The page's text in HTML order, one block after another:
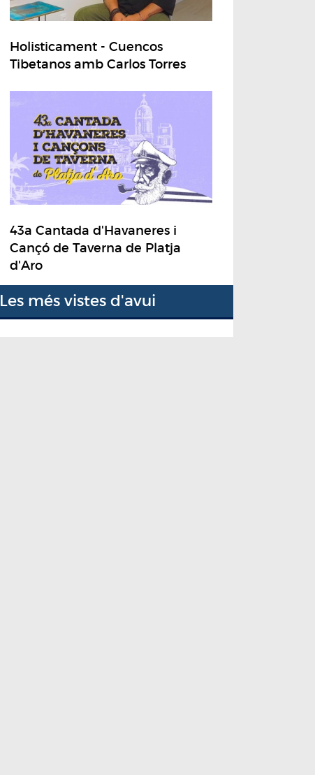
Holisticament - Cuencos
Tibetanos amb Carlos Torres
43a Cantada d'Havaneres i
Cançó de Taverna de Platja
d'Aro
Les més vistes d'avui